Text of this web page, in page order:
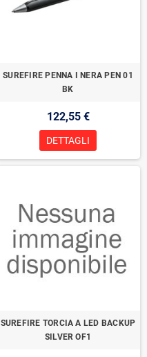
SUREFIRE PENNA I NERA PEN 01
BK
122,55 €
DETTAGLI
SUREFIRE TORCIA A LED BACKUP
SILVER OF1